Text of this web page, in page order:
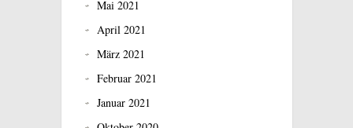
Mai 2021
April 2021
März 2021
Februar 2021
Januar 2021